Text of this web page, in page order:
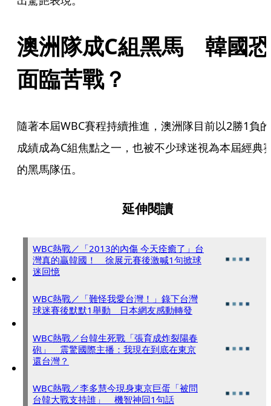
澳洲隊成C組黑馬　韓國恐
面臨苦戰？
隨著本屆WBC賽程持續推進，澳洲隊目前以2勝1負的
成績成為C組焦點之一，也被不少球迷視為本屆經典
的黑馬隊伍。
延伸閱讀
WBC熱戰／「2013的內傷 今天痊癒了」台
灣真的贏韓國！ 徐展元賽後激喊1句掀球
迷回憶
WBC熱戰／「難怪我愛台灣！」錄下台灣
球迷賽後默默1舉動 日本網友感動轉發
WBC熱戰／台韓生死戰「張育成炸裂陽春
砲」 震驚國際主播：我現在到底在東京
還台灣？
WBC熱戰／李多慧今現身東京巨蛋「被問
台韓大戰支持誰」 機智神回1句話